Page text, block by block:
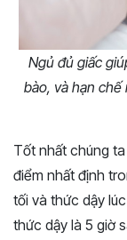
Ngủ đủ giấc
bào, và hạn
Tốt nhất chúng
điểm nhất định
tối và thức dậy
thức dậy là 5 giờ